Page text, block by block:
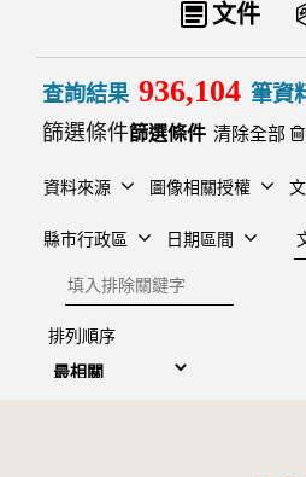
文件
查詢結果 936,104 筆資
篩選條件
清除全部
資料來源 圖像相關授權
縣市行政區 日期區間
排除關鍵字
排列順序